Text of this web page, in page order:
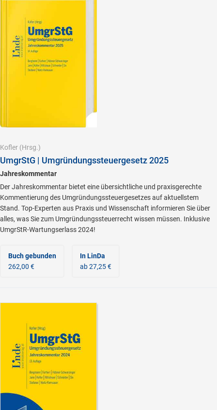
Kofler (Hrsg.)
UmgrStG | Umgründungssteuergesetz 2025
Jahreskommentar
Der Jahreskommentar bietet eine übersichtliche und praxisgerechte
Kommentierung des Umgründungssteuergesetzes auf aktuellstem
Stand. Top-Experten aus Praxis und Wissenschaft informieren Sie über
alles, was Sie zum Umgründungssteuerrecht wissen müssen. Inklusive
UmgrStR-Wartungserlass 2024!
Buch gebunden
262,00 €
In LinDa
ab 27,25 €